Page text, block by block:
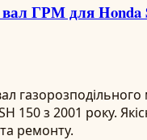
ГРМ для Honda
газорозподільного
150 з 2001 року.
ремонту.